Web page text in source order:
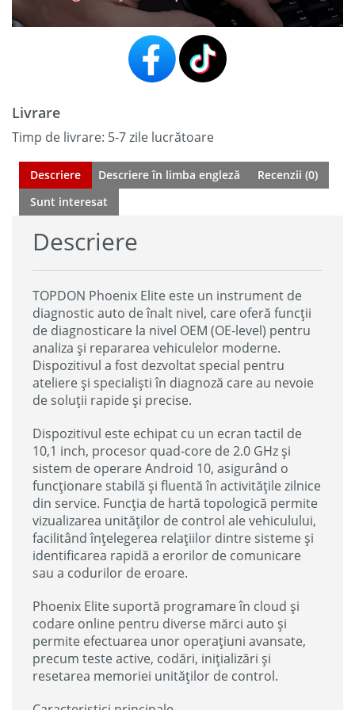
Livrare
Timp de livrare: 5-7 zile lucrătoare
Descriere Descriere în limba engleză
Recenzii (0)
Sunt interesat
Descriere
TOPDON Phoenix Elite este un instrument de
diagnostic auto de înalt nivel, care oferă funcții
de diagnosticare la nivel OEM (OE-level) pentru
analiza și repararea vehiculelor moderne.
Dispozitivul a fost dezvoltat special pentru
ateliere și specialiști în diagnoză care au nevoie
de soluții rapide și precise.
Dispozitivul este echipat cu un ecran tactil de
10,1 inch, procesor quad-core de 2.0 GHz și
sistem de operare Android 10, asigurând o
funcționare stabilă și fluentă în activitățile zilnice
din service. Funcția de hartă topologică permite
vizualizarea unităților de control ale vehiculului,
facilitând înțelegerea relațiilor dintre sisteme și
identificarea rapidă a erorilor de comunicare
sau a codurilor de eroare.
Phoenix Elite suportă programare în cloud și
codare online pentru diverse mărci auto și
permite efectuarea unor operațiuni avansate,
precum teste active, codări, inițializări și
resetarea memoriei unităților de control.